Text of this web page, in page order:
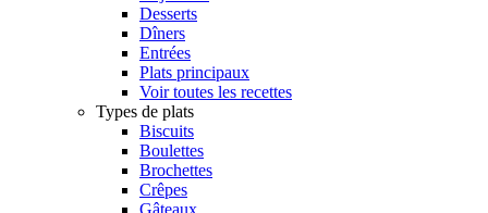
Desserts
Dîners
Entrées
Plats principaux
Voir toutes les recettes
Types de plats
Biscuits
Boulettes
Brochettes
Crêpes
Gâteaux